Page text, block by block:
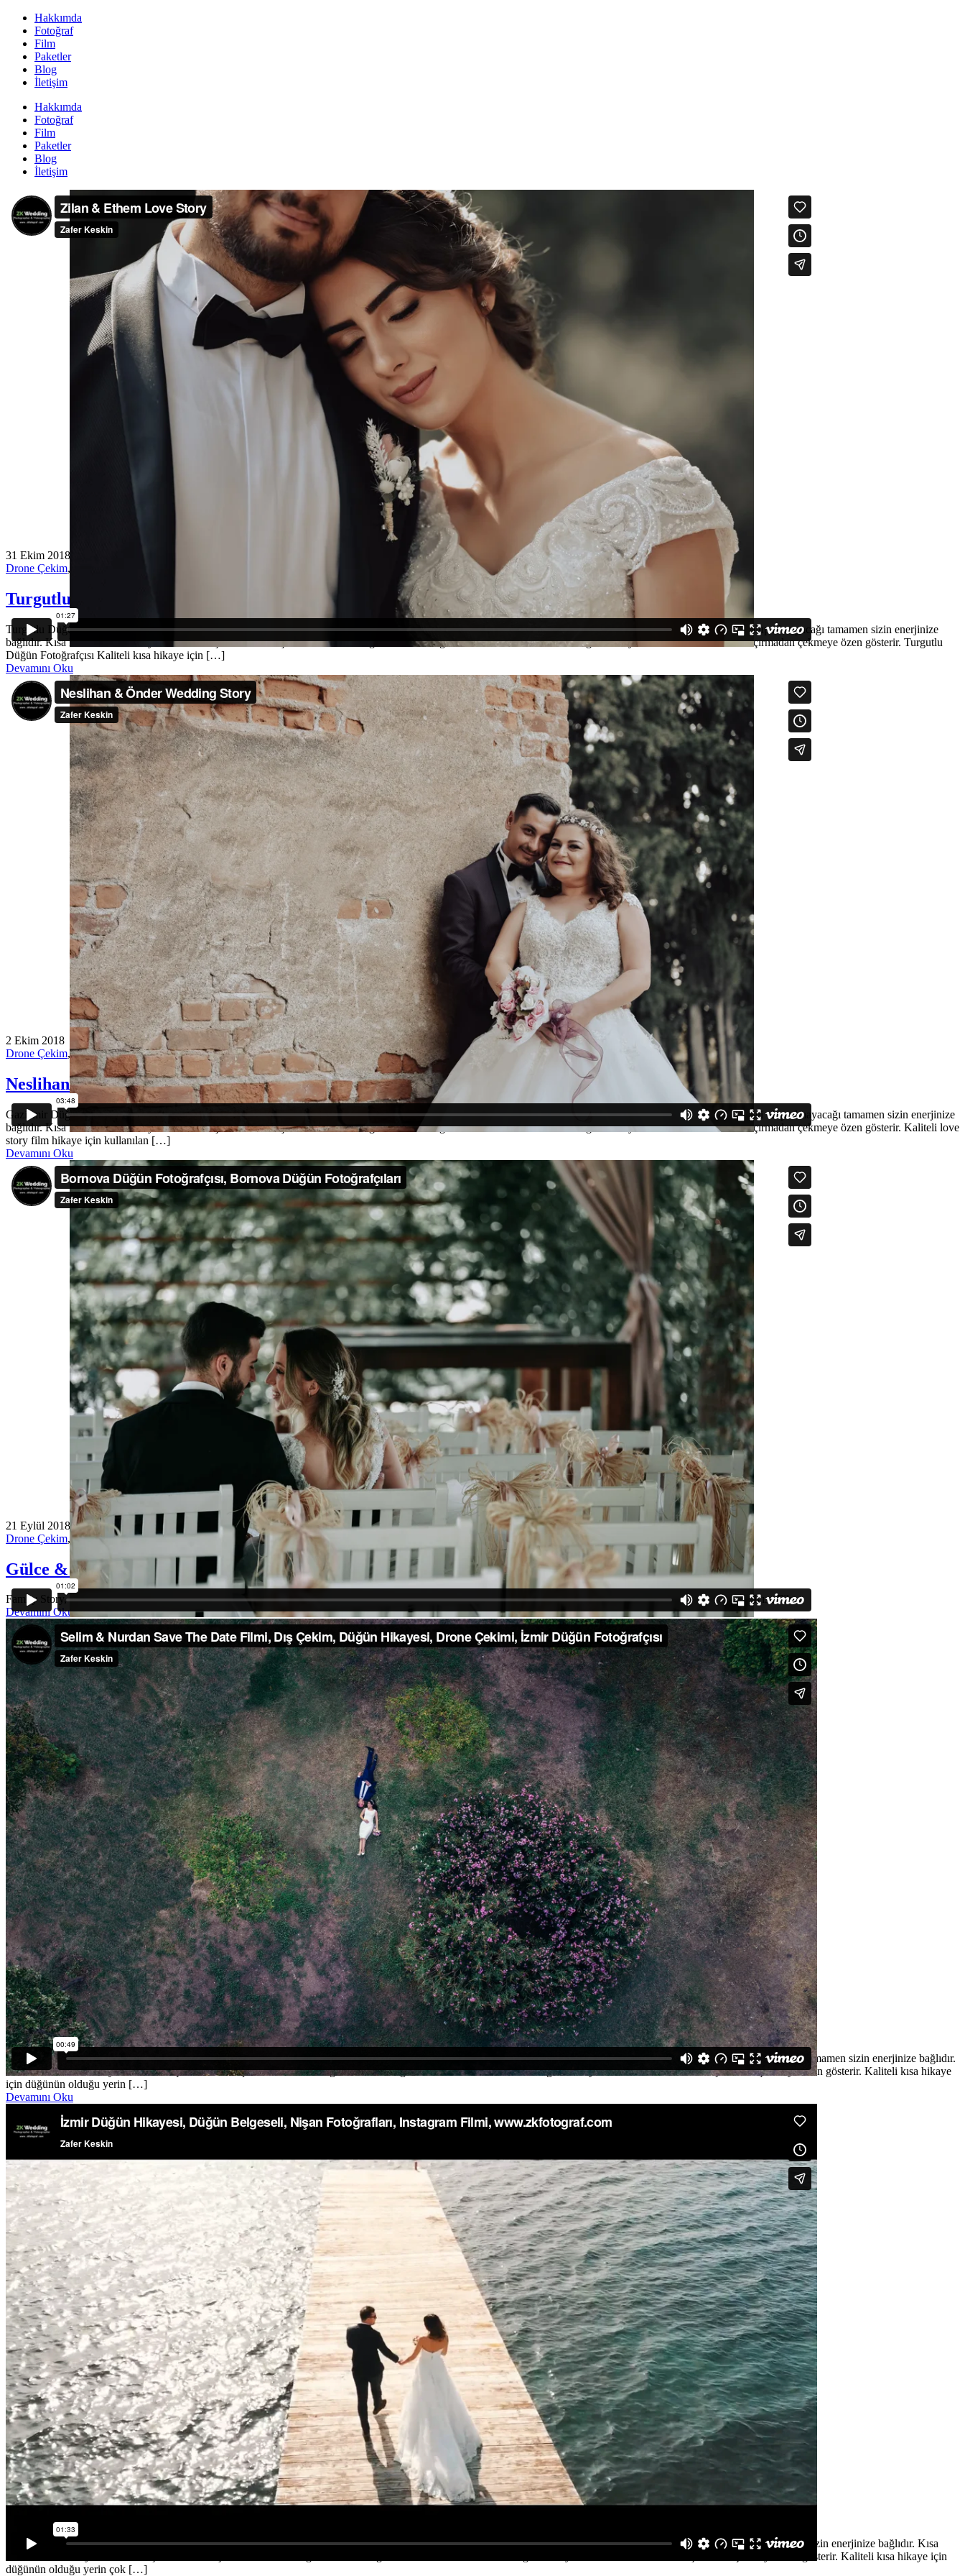
Hakkımda
Fotoğraf
Film
Paketler
Blog
İletişim
Hakkımda
Fotoğraf
Film
Paketler
Blog
İletişim
31 Ekim 2018
Drone Çekim, Kısa Film
Turgutlu Düğün Fotoğrafçısı
Turgutlu Düğün Hikayesi Evleneceğiniz günün akışına göre siz ve arkadaşlarınızın eğlenme anları hikaye ekibimiz tarafından çekilir. Düğün Hikayesi’ nin eğlenceli olup olmayacağı tamamen sizin enerjinize
bağlıdır. Kısa Film tadında hikayeler izlemek için tüm arkadaşlarınızı önceden organize etmeniz gerekmektedir. Zafer Keskin Düğün Hikayesi Ekibi özel anlarınızı kaçırmadan çekmeye özen gösterir. Turgutlu
Düğün Fotoğrafçısı Kaliteli kısa hikaye için […]
Devamını Oku
2 Ekim 2018
Drone Çekim,Düğün Belgeseli,Düğün Fotoğrafı,Düğün Hikayesi,Kısa Film
Neslihan & Önder Wedding Story
Gaziemir Düğün Fotoğrafçısı Evleneceğiniz günün akışına göre siz ve arkadaşlarınızın eğlenme anları hikaye ekibimiz tarafından çekilir. Düğün Hikayesi’ nin eğlenceli olup olmayacağı tamamen sizin enerjinize
bağlıdır. Kısa Film tadında hikayeler izlemek için tüm arkadaşlarınızı önceden organize etmeniz gerekmektedir. Zafer Keskin Düğün Hikayesi Ekibi özel anlarınızı kaçırmadan çekmeye özen gösterir. Kaliteli love
story film hikaye için kullanılan […]
Devamını Oku
21 Eylül 2018
Drone Çekim,Kısa Film
Gülce & Burak Love Story
Family Story, İzmir Düğün Hikayesi, İzmir Düğün Fotoğrafçısı, İzmir Drone Çekimi, Save The Date, İzmir Save The Date, Düğün Belgeseli, Aile Film, Love Story, Kısa Film
Devamını Oku
12 Ağustos 2018
Save The Date
Nurdan & Selim Save The Date Filmi
Save The Date Filmi Evleneceğiniz günün akışına göre siz ve arkadaşlarınızın eğlenme anları hikaye ekibimiz tarafından çekilir. Düğün Hikayesi’ nin eğlenceli olup olmayacağı tamamen sizin enerjinize bağlıdır.
Kısa Film tadında hikayeler izlemek için tüm arkadaşlarınızı önceden organize etmeniz gerekmektedir. Zafer Keskin Düğün Hikayesi Ekibi özel anlarınızı kaçırmadan çekmeye özen gösterir. Kaliteli kısa hikaye
için düğünün olduğu yerin […]
Devamını Oku
1 Ağustos 2018
Nişan Filmi
Nişan Filmi Evleneceğiniz günün akışına göre siz ve arkadaşlarınızın eğlenme anları hikaye ekibimiz tarafından çekilir. Düğün Hikayesi’ nin eğlenceli olup olmayacağı tamamen sizin enerjinize bağlıdır. Kısa
Film tadında hikayeler izlemek için tüm arkadaşlarınızı önceden organize etmeniz gerekmektedir. Zafer Keskin Düğün Hikayesi Ekibi özel anlarınızı kaçırmadan çekmeye özen gösterir. Kaliteli kısa hikaye için
düğünün olduğu yerin çok […]